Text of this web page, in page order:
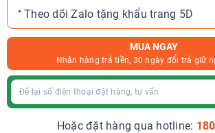
Theo dõi Zalo tặng khẩu trang 5D
MUA NGAY
Nhận hàng trả tiền, 30 ngày đổi trả giữ
Hoặc đặt hàng qua hotline: